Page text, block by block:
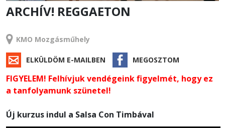
ARCHÍV! REGGAETON
KMO Mozgásműhely
ELKÜLDÖM E-MAILBEN MEGOSZTOM
FIGYELEM! Felhívjuk vendégeink figyelmét, hogy ez
a tanfolyamunk szünetel!
Új kurzus indul a Salsa Con Timbával